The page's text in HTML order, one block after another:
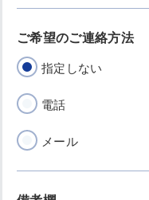
ご希望のご連絡方法
指定しない
電話
メール